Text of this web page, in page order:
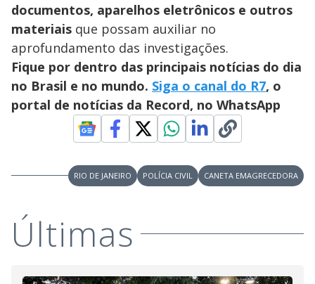
documentos, aparelhos eletrônicos e outros
materiais que possam auxiliar no
aprofundamento das investigações.
Fique por dentro das principais notícias do dia
no Brasil e no mundo. Siga o canal do R7, o
portal de notícias da Record, no WhatsApp
RIO DE JANEIRO POLÍCIA CIVIL CANETA EMAGRECEDORA
Últimas